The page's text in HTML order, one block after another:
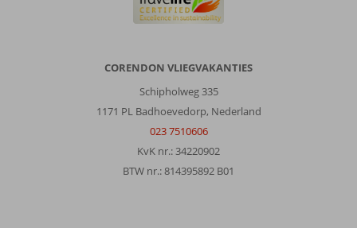
CORENDON VLIEGVAKANTIES
Schipholweg 335
1171 PL Badhoevedorp, Nederland
023 7510606
KvK nr.: 34220902
BTW nr.: 814395892 B01